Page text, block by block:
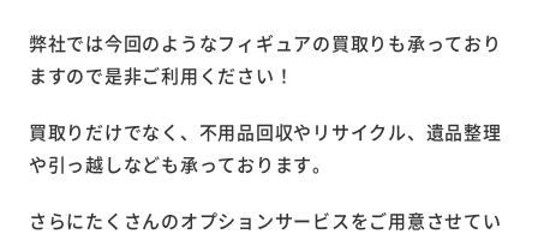
弊社では今回のようなフィギュアの買取りも承っており
ますので是非ご利用ください！
買取りだけでなく、不用品回収やリサイクル、遺品整理
や引っ越しなども承っております。
さらにたくさんのオプションサービスをご用意させてい